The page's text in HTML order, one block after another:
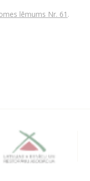
lēmums Nr. 61 .